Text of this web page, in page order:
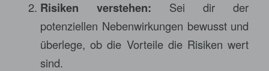
Risiken verstehen: Sei dir der
potenziellen Nebenwirkungen bewusst und
überlege, ob die Vorteile die Risiken wert
sind.